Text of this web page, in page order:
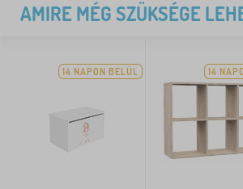
AMIRE MÉG SZÜKSÉGE
14 NAPON BELÜL 14